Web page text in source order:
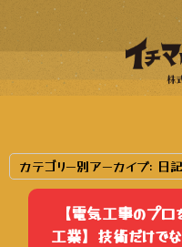
カテゴリー別アーカイブ: 日記
【電気工事のプ
工業】技術だけで